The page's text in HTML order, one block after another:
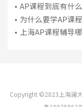
AP课程到底有什
为什么要学AP课
上海AP课程辅导
Copyright ©2023上海澜